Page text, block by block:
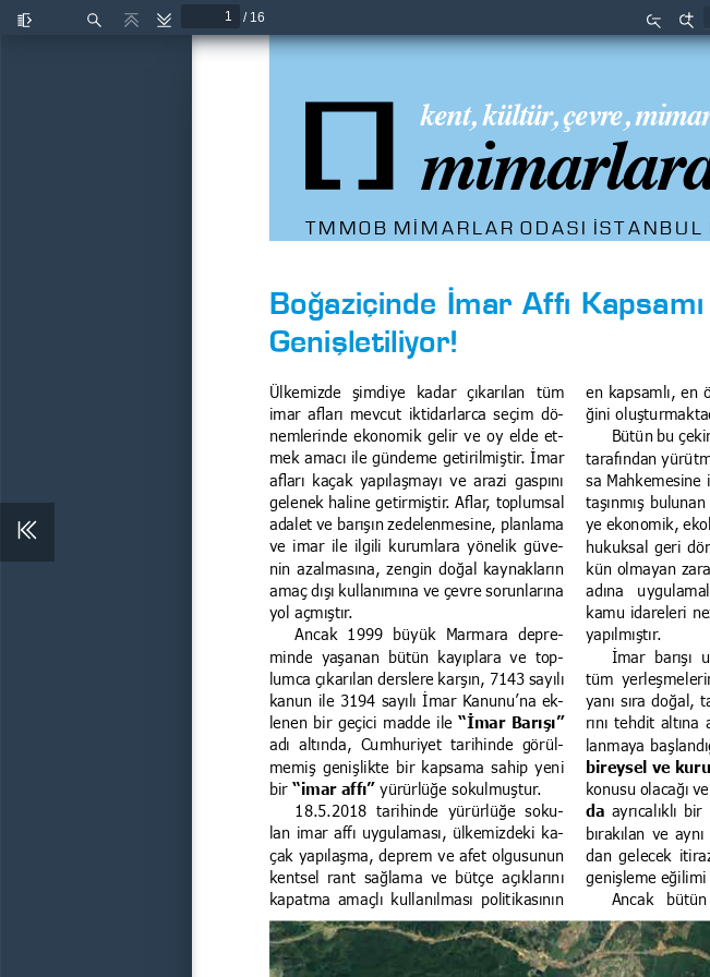
Kenar
Bul ÖncekiSonraki
/ 16
Uzaklaştır
TMMOB MİMARLAR ODASI
kent, kültür, çevre,
Ülkemizde  şimdiye  kadar  çıkarılan  tüm
imar afları mevcut iktidarlarca seçim dö-
nemlerinde ekonomik gelir ve oy elde et-
mek amacı ile gündeme getirilmiştir. İmar
afları kaçak yapılaşmayı ve arazi gaspını
gelenek haline getirmiştir. Aflar, toplumsal
adalet ve barışın zedelenmesine, planlama
ve imar ile ilgili kurumlara yönelik güve-
nin azalmasına, zengin doğal kaynakların
amaç dışı kullanımına ve çevre sorunlarına
yol açmıştır.
Ancak  1999  büyük  Marmara  depre-
minde  yaşanan  bütün  kayıplara  ve  top-
lumca çıkarılan derslere karşın, 7143 sayılı
kanun ile 3194 sayılı İmar Kanunu’na ek-
lenen bir geçici madde ile “İmar Barışı”
adı  altında,  Cumhuriyet  tarihinde  görül-
memiş genişlikte bir kapsama sahip yeni
bir “imar affı” yürürlüğe sokulmuştur.
18.5.2018  tarihinde  yürürlüğe  soku-
lan imar affı uygulaması, ülkemizdeki ka-
çak yapılaşma, deprem ve afet olgusunun
kentsel rant sağlama ve bütçe açıklarını
kapatma amaçlı kullanılması politikasının
en kapsamlı, en
ğini
Bütün bu
tarafından
sa Mahkemesine
taşınmış bulunan
ye ekonomik,
hukuksal geri
kün olmayan
adına
kamu idareleri
yapılmıştır.
İmar  barışı
tüm
yanı sıra doğal,
rını tehdit
lanmaya
bireysel ve
konusu olacağı
da ayrıcalıklı
bırakılan ve
dan gelecek
genişleme eğilimi
Ancak  bütün
Boğaziçinde İmar Affı Kapsamı
Genişletiliyor!